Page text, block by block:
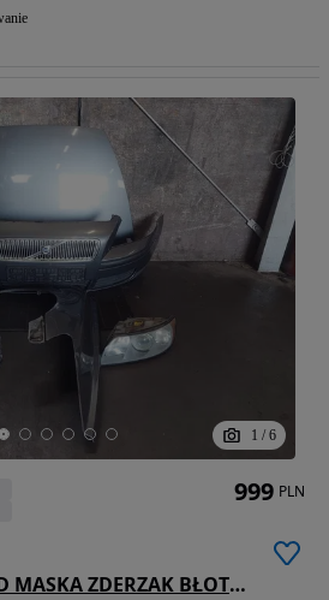
1 / 6
KOMPLETNY PRZÓD MASKA ZDERZAK BŁOTNIK LAMPY VOLVO V50 I 455-46 ID: 237882
999 PLN